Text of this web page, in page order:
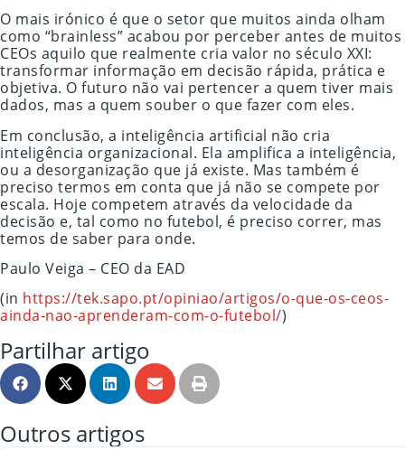
O mais irónico é que o setor que muitos ainda olham
como “brainless” acabou por perceber antes de muitos
CEOs aquilo que realmente cria valor no século XXI:
transformar informação em decisão rápida, prática e
objetiva. O futuro não vai pertencer a quem tiver mais
dados, mas a quem souber o que fazer com eles.
Em conclusão, a inteligência artificial não cria
inteligência organizacional. Ela amplifica a inteligência,
ou a desorganização que já existe. Mas também é
preciso termos em conta que já não se compete por
escala. Hoje competem através da velocidade da
decisão e, tal como no futebol, é preciso correr, mas
temos de saber para onde.
Paulo Veiga – CEO da EAD
(in https://tek.sapo.pt/opiniao/artigos/o-que-os-ceos-
ainda-nao-aprenderam-com-o-futebol/)
Partilhar artigo
Outros artigos